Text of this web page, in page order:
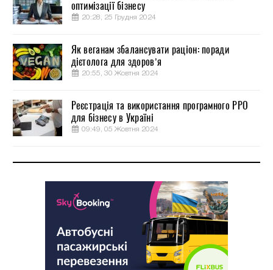
оптимізації бізнесу
20:28, 25 Грудня 2024
Як веганам збалансувати раціон: поради
дієтолога для здоров’я
20:55, 30 Жовтня 2024
Реєстрація та використання програмного РРО
для бізнесу в Україні
09:49, 05 Жовтня 2024